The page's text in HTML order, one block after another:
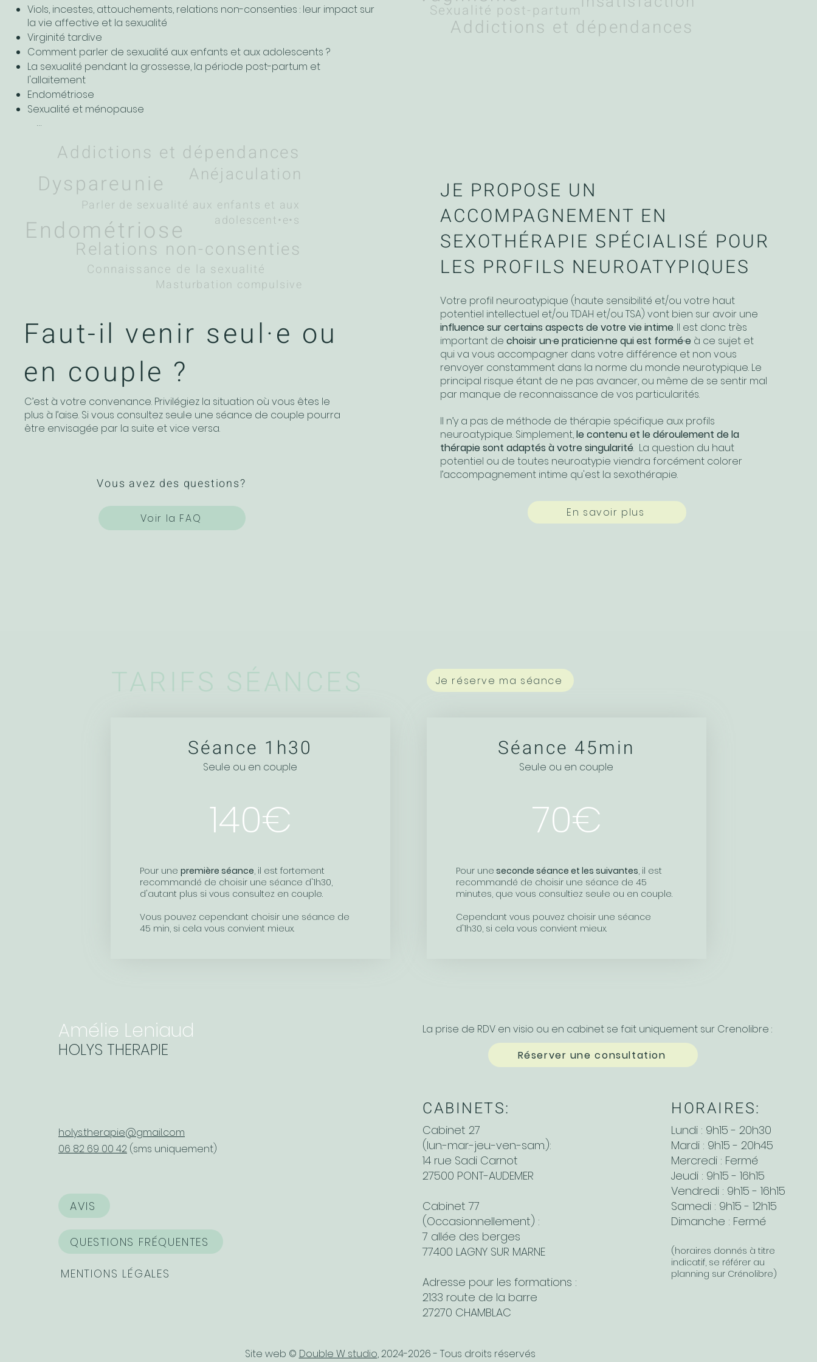
Viols, incestes, attouchements, relations non-consenties : leur impact sur
la vie affective et la sexualité
Virginité tardive
Comment parler de sexualité aux enfants et aux adolescents ?
La sexualité pendant la grossesse, la période post-partum et
l'allaitement
Endométriose
Sexualité et ménopause
…
Relations non-consenties
Parler de sexualité aux enfants et aux
adolescent•e•s
Endométriose
Dyspareunie Anéjaculation
Addictions et dépendances
Connaissance de la sexualité
Masturbation compulsive
Faut-il venir seul·e ou
en couple ?
C’est à votre convenance. Privilégiez la situation où vous êtes le
plus à l’aise. Si vous consultez seul·e une séance de couple pourra
être envisagée par la suite et vice versa.
Vous avez des questions?
Voir la FAQ
JE PROPOSE UN
ACCOMPAGNEMENT EN
SEXOTHÉRAPIE SPÉCIALISÉ POUR
LES PROFILS NEUROATYPIQUES
Votre profil neuroatypique (haute sensibilité et/ou votre haut
potentiel intellectuel et/ou TDAH et/ou TSA) vont bien sur avoir une
influence sur certains aspects de votre vie intime. Il est donc très
important de choisir un·e praticien·ne qui est formé·e à ce sujet et
qui va vous accompagner dans votre différence et non vous
renvoyer constamment dans la norme du monde neurotypique. Le
principal risque étant de ne pas avancer, ou même de se sentir mal
par manque de reconnaissance de vos particularités.
Il n’y a pas de méthode de thérapie spécifique aux profils
neuroatypique. Simplement,le contenu et le déroulement de la
thérapie sont adaptés à votre singularité. La question du haut
potentiel ou de toutes neuroatypie viendra forcément colorer
l’accompagnement intime qu'est la sexothérapie.
En savoir plus
Sexualité post-partum
Addictions et dépendances
TARIFS SÉANCES Je réserve ma séance
Séance 1h30
Seul·e ou en couple
140€
Pour une première séance, il est fortement
recommandé de choisir une séance d'1h30,
d'autant plus si vous consultez en couple.
Vous pouvez cependant choisir une séance de
45 min, si cela vous convient mieux.
Séance 45min
Seul·e ou en couple
70€
Pour une seconde séance et les suivantes, il est
recommandé de choisir une séance de 45
minutes, que vous consultiez seul·e ou en couple.
Cependant vous pouvez choisir une séance
d'1h30, si cela vous convient mieux.
Amélie Leniaud
HOLYS THERAPIE
holys.therapie@gmail.com
06 82 69 00 42 (sms uniquement)
AVIS
QUESTIONS FRÉQUENTES
MENTIONS LÉGALES
La prise de RDV en visio ou en cabinet se fait uniquement sur Crenolibre :
Réserver une consultation
CABINETS:
Cabinet 27
(lun.-mar.-jeu.-ven.-sam.):
14 rue Sadi Carnot
27500 PONT-AUDEMER
Cabinet 77
(Occasionnellement) :
7 allée des berges
77400 LAGNY SUR MARNE
Adresse pour les formations :
2133 route de la barre
27270 CHAMBLAC
HORAIRES:
Lundi : 9h15 - 20h30
Mardi : 9h15 - 20h45
Mercredi : Fermé
Jeudi : 9h15 - 16h15
Vendredi : 9h15 - 16h15
Samedi : 9h15 - 12h15
Dimanche : Fermé
(horaires donnés à titre
indicatif, se référer au
planning sur Crénolibre)
Site web © Double W studio, 2024-2026 - Tous droits réservés